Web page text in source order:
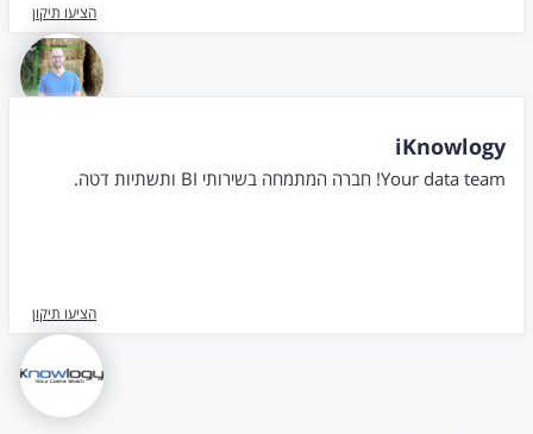
הציעו תיקון
iKnowlogy
Your data team! חברה המתמחה בשירותי BI ותשתיות דטה.
הציעו תיקון